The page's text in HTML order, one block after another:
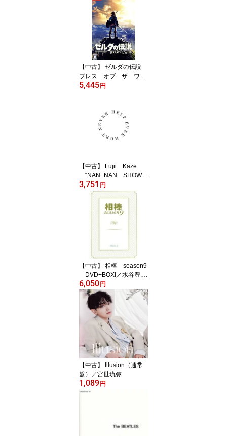
【中古】 ゼルダの伝説
ブレス オブ ザ ワイ
ルド／NintendoSwitch
5,445 円
【中古】 Fujii Kaze
“NAN−NAN SHOW
2020” HELP EVER
HURT NEVER（Blu−ra
y Disc）／藤井風
3,751 円
【中古】 相棒 season9
DVD−BOXI／水谷豊,及
川光博,益戸育江,池頼広
（音楽）
6,050 円
【中古】 Illusion（通常
盤）／宮世琉弥
1,089 円